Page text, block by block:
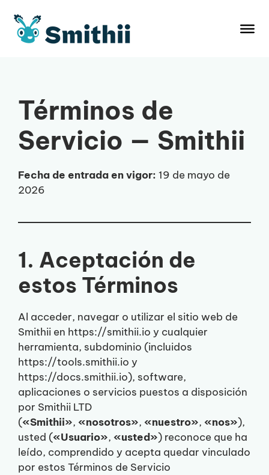
contenido
Términos de
Servicio — Smithii
Fecha de entrada en vigor: 19 de mayo de
2026
1. Aceptación de
estos Términos
Al acceder, navegar o utilizar el sitio web de
Smithii en https://smithii.io y cualquier
herramienta, subdominio (incluidos
https://tools.smithii.io y
https://docs.smithii.io), software,
aplicaciones o servicios puestos a disposición
por Smithii LTD
(«Smithii», «nosotros», «nuestro», «nos»),
usted («Usuario», «usted») reconoce que ha
leído, comprendido y acepta quedar vinculado
por estos Términos de Servicio